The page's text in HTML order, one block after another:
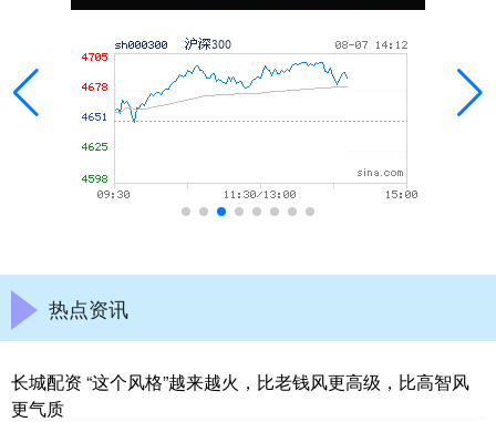
热点资讯
长城配资 “这个风格”越来越火，比老钱风更高级，比高智风
更气质